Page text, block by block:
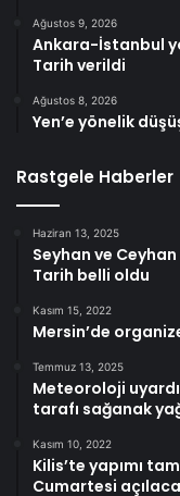
Ağustos 9, 2026
Ankara-İstanbul
Tarih verildi
Ağustos 8, 2026
Yen’e yönelik
Rastgele Haberler
Haziran 13, 2025
Seyhan ve
Tarih belli oldu
Kasım 15, 2022
Mersin’de
Temmuz 13, 2025
Meteoroloji
tarafı sağanak
Kasım 10, 2022
Kilis’te yapımı
Cumartesi